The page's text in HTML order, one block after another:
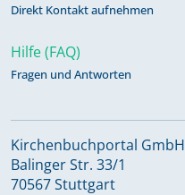
Direkt Kontakt aufnehmen
Hilfe (FAQ)
Fragen und Antworten
Kirchenbuchportal GmbH
Balinger Str. 33/1
70567 Stuttgart